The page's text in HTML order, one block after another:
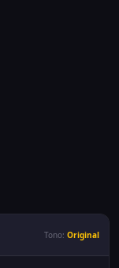
Tono: Original